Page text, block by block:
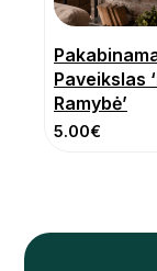
Paveikslas
Ramybė’
5.00€